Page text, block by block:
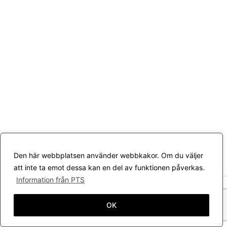
Den här webbplatsen använder webbkakor. Om du väljer
att inte ta emot dessa kan en del av funktionen påverkas.
Information från PTS
OK
Upphovsrätt © 2026 Värmlands Kattklubb | Drivs medAstra
WordPress-tema